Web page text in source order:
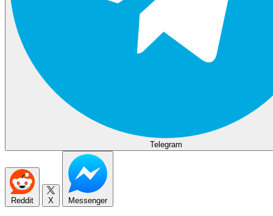
Telegram
Reddit X Messenger